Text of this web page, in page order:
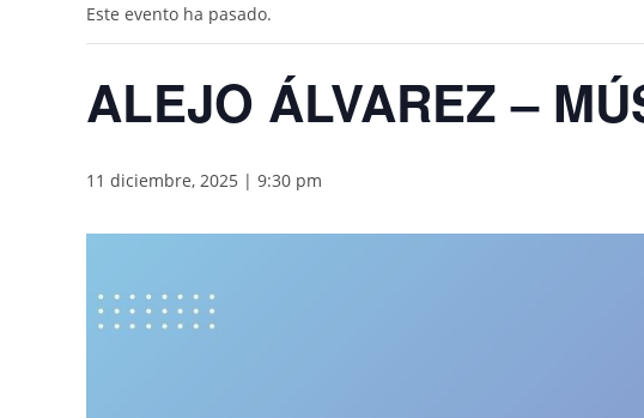
Este evento ha pasado.
ALEJO ÁLVAREZ –
11 diciembre, 2025 | 9:30 pm